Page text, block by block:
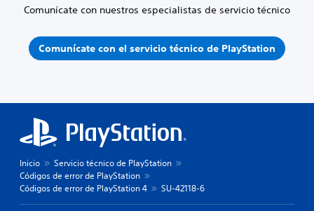
Comunícate con nuestros especialistas de servicio técnico
Comunícate con el servicio técnico de PlayStation
Inicio
Servicio técnico de PlayStation
Códigos de error de PlayStation
Códigos de error de PlayStation 4
SU-42118-6